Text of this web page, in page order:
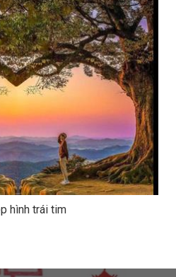
hình trái tim